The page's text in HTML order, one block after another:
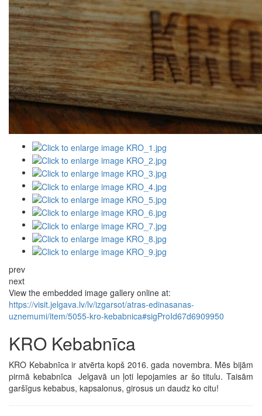
prev
next
View the embedded image gallery online at:
https://visit.jelgava.lv/lv/izgarsot/atras-edinasanas-
uznemumi/item/5055-kro-kebabnica#sigProId67d6909950
KRO Kebabnīca
KRO Kebabnīca ir atvērta kopš 2016. gada novembra. Mēs bijām
pirmā kebabnīca Jelgavā un ļoti lepojamies ar šo titulu. Taisām
garšīgus kebabus, kapsalonus, girosus un daudz ko citu!